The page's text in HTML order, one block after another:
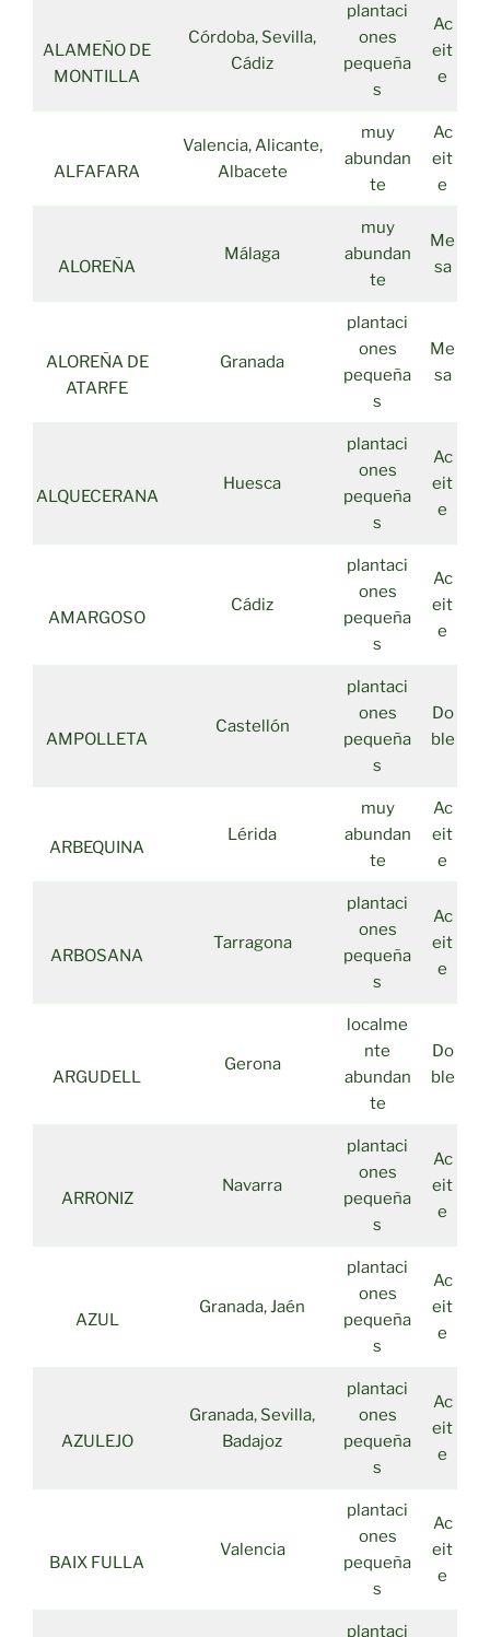
ALAMEÑO DE
MONTILLA
Córdoba, Sevilla,
Cádiz
plantaci
ones
pequeña
s
Ac
eit
e
ALFAFARA
Valencia, Alicante,
Albacete
muy
abundan
te
Ac
eit
e
ALOREÑA
Málaga
muy
abundan
te
Me
sa
ALOREÑA DE
ATARFE
Granada
plantaci
ones
pequeña
s
Me
sa
ALQUECERANA
Huesca
plantaci
ones
pequeña
s
Ac
eit
e
AMARGOSO
Cádiz
plantaci
ones
pequeña
s
Ac
eit
e
AMPOLLETA
Castellón
plantaci
ones
pequeña
s
Do
ble
ARBEQUINA
Lérida
muy
abundan
te
Ac
eit
e
ARBOSANA
Tarragona
plantaci
ones
pequeña
s
Ac
eit
e
ARGUDELL
Gerona
localme
nte
abundan
te
Do
ble
ARRONIZ
Navarra
plantaci
ones
pequeña
s
Ac
eit
e
AZUL
Granada, Jaén
plantaci
ones
pequeña
s
Ac
eit
e
AZULEJO
Granada, Sevilla,
Badajoz
plantaci
ones
pequeña
s
Ac
eit
e
BAIX FULLA
Valencia
plantaci
ones
pequeña
s
Ac
eit
e
plantaci